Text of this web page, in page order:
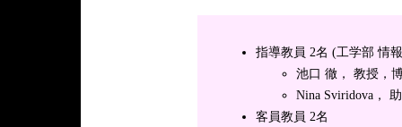
指導教員 2名 (工学部 情
池口 徹， 教授，
Nina Sviridova，
客員教員 2名